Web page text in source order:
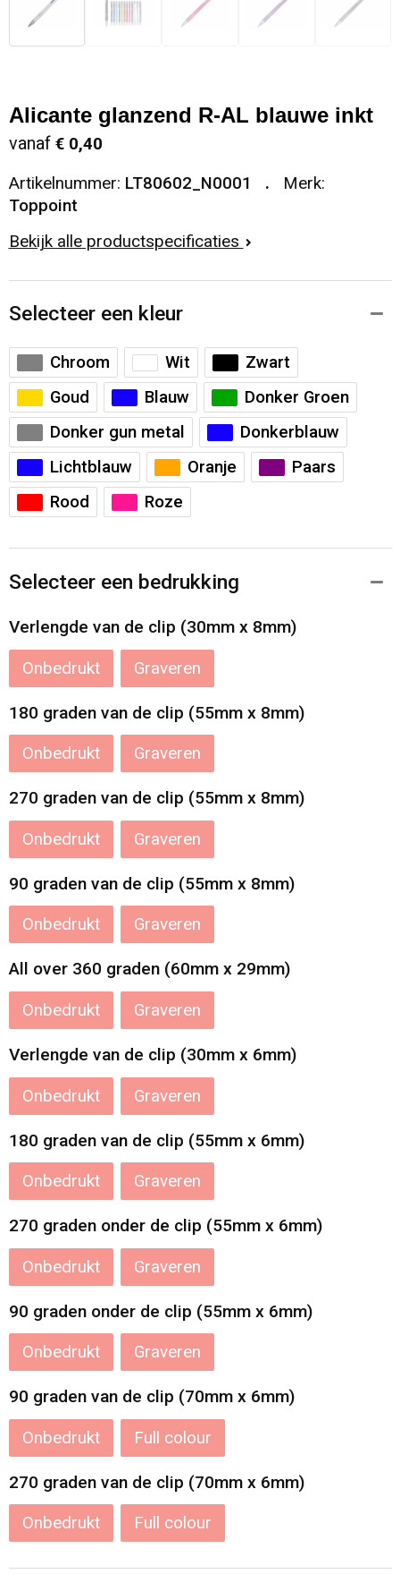
Alicante glanzend R-AL blauwe inkt
vanaf € 0,40
Artikelnummer: LT80602_N0001
Merk:
Toppoint
Bekijk alle productspecificaties
Selecteer een kleur
Chroom Wit
Zwart
Goud
Blauw
Donker Groen
Donker gun metal
Donkerblauw
Lichtblauw
Oranje
Paars
Rood
Roze
Selecteer een bedrukking
Verlengde van de clip (30mm x 8mm)
Onbedrukt Graveren
180 graden van de clip (55mm x 8mm)
Onbedrukt Graveren
270 graden van de clip (55mm x 8mm)
Onbedrukt Graveren
90 graden van de clip (55mm x 8mm)
Onbedrukt Graveren
All over 360 graden (60mm x 29mm)
Onbedrukt Graveren
Verlengde van de clip (30mm x 6mm)
Onbedrukt Graveren
180 graden van de clip (55mm x 6mm)
Onbedrukt Graveren
270 graden onder de clip (55mm x 6mm)
Onbedrukt Graveren
90 graden onder de clip (55mm x 6mm)
Onbedrukt Graveren
90 graden van de clip (70mm x 6mm)
Onbedrukt Full colour
270 graden van de clip (70mm x 6mm)
Onbedrukt Full colour